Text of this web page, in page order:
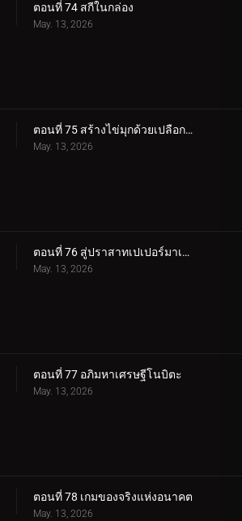
ตอนที่ 74 สกีในกล่อง
May. 13, 2026
ตอนที่ 75 สร้างไข่มุกด้วยเปลือกหอยเร่งเวลา
May. 13, 2026
ตอนที่ 76 สู่ปราสาทเปเปอร์มาเช่ v1
May. 13, 2026
ตอนที่ 77 อภิมหาเศรษฐีโนบิตะ
May. 13, 2026
ตอนที่ 78 เกมของจริงแห่งอนาคต
May. 13, 2026